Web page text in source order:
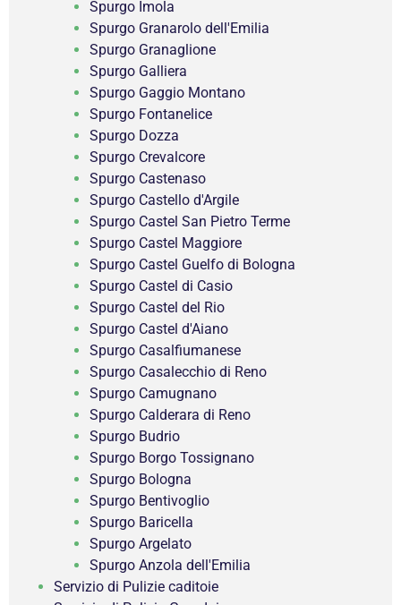
Spurgo Imola
Spurgo Granarolo dell'Emilia
Spurgo Granaglione
Spurgo Galliera
Spurgo Gaggio Montano
Spurgo Fontanelice
Spurgo Dozza
Spurgo Crevalcore
Spurgo Castenaso
Spurgo Castello d'Argile
Spurgo Castel San Pietro Terme
Spurgo Castel Maggiore
Spurgo Castel Guelfo di Bologna
Spurgo Castel di Casio
Spurgo Castel del Rio
Spurgo Castel d'Aiano
Spurgo Casalfiumanese
Spurgo Casalecchio di Reno
Spurgo Camugnano
Spurgo Calderara di Reno
Spurgo Budrio
Spurgo Borgo Tossignano
Spurgo Bologna
Spurgo Bentivoglio
Spurgo Baricella
Spurgo Argelato
Spurgo Anzola dell'Emilia
Servizio di Pulizie caditoie